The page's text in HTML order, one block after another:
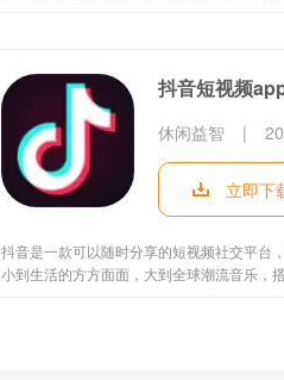
抖音短视频
休闲益智 |
立即下
抖音是一款可以随时分享的短视频社交平台
小到生活的方方面面，大到全球潮流音乐，